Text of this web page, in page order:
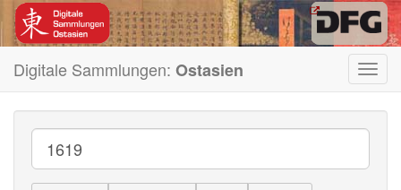
Digitale Sammlungen: Ostasien